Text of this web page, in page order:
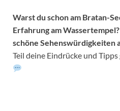
Warst du schon am Bratan-
Erfahrung am Wassertempel?
schöne Sehenswürdigkeiten
Teil deine Eindrücke und